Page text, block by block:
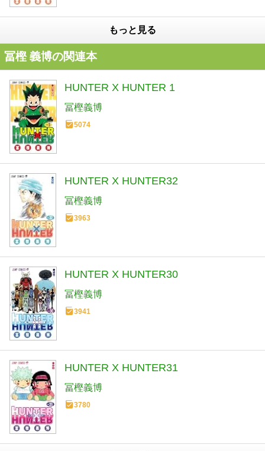
もっと見る
冨樫 義博の関連本
HUNTER X HUNTER 1
冨樫義博
5074
HUNTER X HUNTER32
冨樫義博
3963
HUNTER X HUNTER30
冨樫義博
3941
HUNTER X HUNTER31
冨樫義博
3780